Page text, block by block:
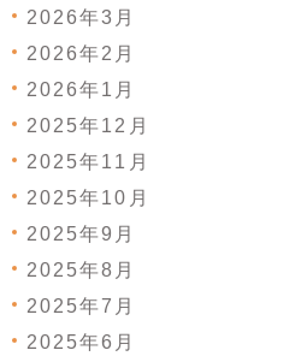
2026年3月
2026年2月
2026年1月
2025年12月
2025年11月
2025年10月
2025年9月
2025年8月
2025年7月
2025年6月